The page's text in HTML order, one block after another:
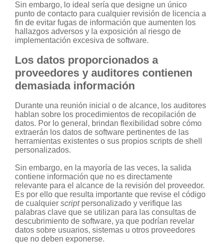
Sin embargo, lo ideal sería que designe un único
punto de contacto para cualquier revisión de licencia a
fin de evitar fugas de información que aumenten los
hallazgos adversos y la exposición al riesgo de
implementación excesiva de software.
Los datos proporcionados a
proveedores y auditores contienen
demasiada información
Durante una reunión inicial o de alcance, los auditores
hablan sobre los procedimientos de recopilación de
datos. Por lo general, brindan flexibilidad sobre cómo
extraerán los datos de software pertinentes de las
herramientas existentes o sus propios scripts de shell
personalizados.
Sin embargo, en la mayoría de las veces, la salida
contiene información que no es directamente
relevante para el alcance de la revisión del proveedor.
Es por ello que resulta importante que revise el código
de cualquierscript personalizado y verifique las
palabras clave que se utilizan para las consultas de
descubrimiento de software, ya que podrían revelar
datos sobre usuarios, sistemas u otros proveedores
que no deben exponerse.